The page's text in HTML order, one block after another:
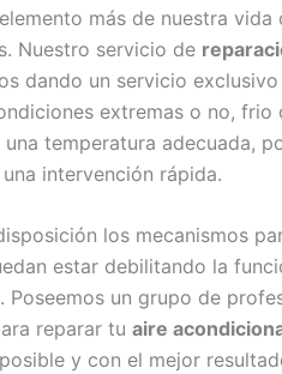
más de nuestra
Nuestro servicio de
dando un servicio
extremas o no,
una temperatura adecuada,
intervención rápida.
los mecanismos
estar debilitando la
Poseemos un grupo de
reparar tu aire
y con el mejor